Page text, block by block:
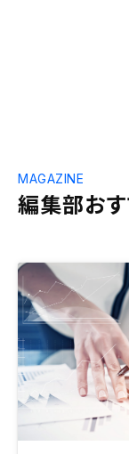
編集部お
MAGAZINE